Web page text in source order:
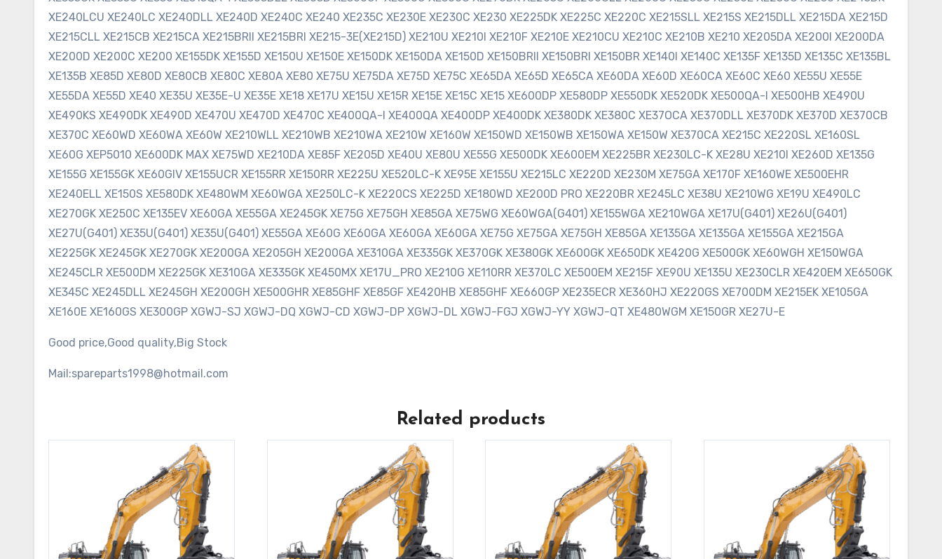
XE240LCU XE240LC XE240DLL XE240D XE240C XE240 XE235C XE230E XE230C XE230 XE225DK XE225C XE220C XE215SLL XE215S XE215DLL XE215DA XE215D
XE215CLL XE215CB XE215CA XE215BRII XE215BRI XE215-3E(XE215D) XE210U XE210I XE210F XE210E XE210CU XE210C XE210B XE210 XE205DA XE200I XE200DA
XE200D XE200C XE200 XE155DK XE155D XE150U XE150E XE150DK XE150DA XE150D XE150BRII XE150BRI XE150BR XE140I XE140C XE135F XE135D XE135C XE135BL
XE135B XE85D XE80D XE80CB XE80C XE80A XE80 XE75U XE75DA XE75D XE75C XE65DA XE65D XE65CA XE60DA XE60D XE60CA XE60C XE60 XE55U XE55E
XE55DA XE55D XE40 XE35U XE35E-U XE35E XE18 XE17U XE15U XE15R XE15E XE15C XE15 XE600DP XE580DP XE550DK XE520DK XE500QA-I XE500HB XE490U
XE490KS XE490DK XE490D XE470U XE470D XE470C XE400QA-I XE400QA XE400DP XE400DK XE380DK XE380C XE37OCA XE370DLL XE370DK XE370D XE370CB
XE370C XE60WD XE60WA XE60W XE210WLL XE210WB XE210WA XE210W XE160W XE150WD XE150WB XE150WA XE150W XE370CA XE215C XE220SL XE160SL
XE60G XEP5010 XE600DK MAX XE75WD XE210DA XE85F XE205D XE40U XE80U XE55G XE500DK XE600EM XE225BR XE230LC-K XE28U XE210I XE260D XE135G
XE155G XE155GK XE60GIV XE155UCR XE155RR XE150RR XE225U XE520LC-K XE95E XE155U XE215LC XE220D XE230M XE75GA XE170F XE160WE XE500EHR
XE240ELL XE150S XE580DK XE480WM XE60WGA XE250LC-K XE220CS XE225D XE180WD XE200D PRO XE220BR XE245LC XE38U XE210WG XE19U XE490LC
XE270GK XE250C XE135EV XE60GA XE55GA XE245GK XE75G XE75GH XE85GA XE75WG XE60WGA(G401) XE155WGA XE210WGA XE17U(G401) XE26U(G401)
XE27U(G401) XE35U(G401) XE35U(G401) XE55GA XE60G XE60GA XE60GA XE60GA XE75G XE75GA XE75GH XE85GA XE135GA XE135GA XE155GA XE215GA
XE225GK XE245GK XE270GK XE200GA XE205GH XE200GA XE310GA XE335GK XE370GK XE380GK XE600GK XE650DK XE420G XE500GK XE60WGH XE150WGA
XE245CLR XE500DM XE225GK XE310GA XE335GK XE450MX XE17U_PRO XE210G XE110RR XE370LC XE500EM XE215F XE90U XE135U XE230CLR XE420EM XE650GK
XE345C XE245DLL XE245GH XE200GH XE500GHR XE85GHF XE85GF XE420HB XE85GHF XE660GP XE235ECR XE360HJ XE220GS XE700DM XE215EK XE105GA
XE160E XE160GS XE300GP XGWJ-SJ XGWJ-DQ XGWJ-CD XGWJ-DP XGWJ-DL XGWJ-FGJ XGWJ-YY XGWJ-QT XE480WGM XE150GR XE27U-E
Good price,Good quality,Big Stock
Mail:spareparts1998@hotmail.com
Related products